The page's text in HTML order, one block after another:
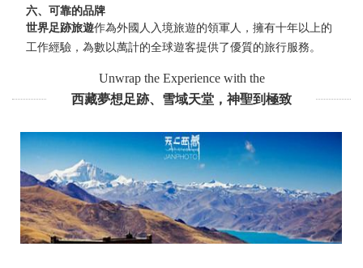
六、可靠的品牌
世界足跡旅遊作為外國人入境旅遊的領軍人，擁有十年以上的
工作經驗，為數以萬計的全球遊客提供了優質的旅行服務。
Unwrap the Experience with the
西藏夢想足跡、雪域天堂，神聖到極致